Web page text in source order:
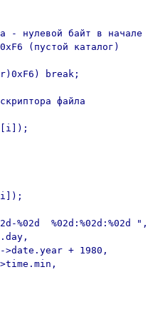
- нулевой байт в начале
(пустой каталог)
break;
файла
%02d  %02d:%02d:%02d ",
>date.year + 1980,